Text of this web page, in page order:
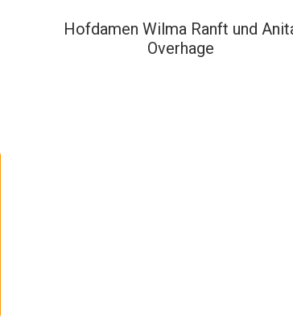
Hofdamen Wilma Ranft und
Overhage